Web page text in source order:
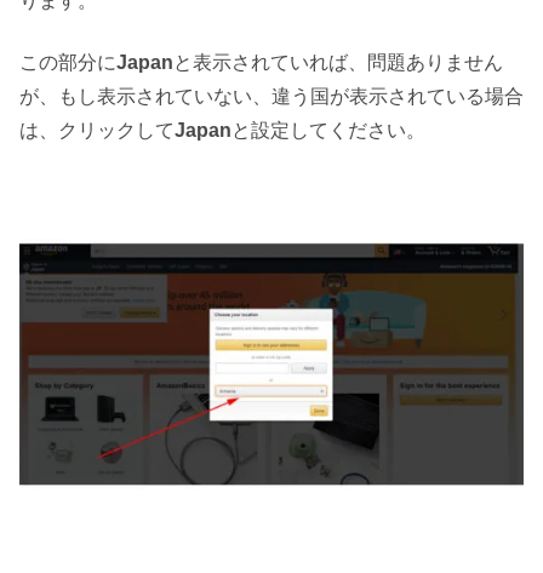
この部分にJapanと表示されていれば、問題ありません
が、もし表示されていない、違う国が表示されている場合
は、クリックしてJapanと設定してください。